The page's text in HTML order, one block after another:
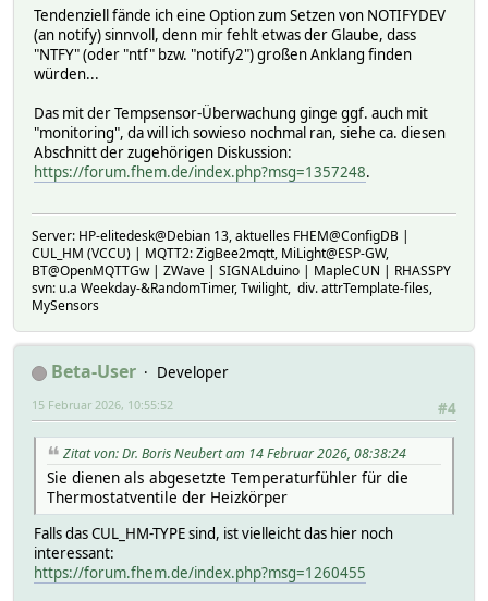
Tendenziell fände ich eine Option zum Setzen von NOTIFYDEV
(an notify) sinnvoll, denn mir fehlt etwas der Glaube, dass
"NTFY" (oder "ntf" bzw. "notify2") großen Anklang finden
würden...
Das mit der Tempsensor-Überwachung ginge ggf. auch mit
"monitoring", da will ich sowieso nochmal ran, siehe ca. diesen
Abschnitt der zugehörigen Diskussion:
https://forum.fhem.de/index.php?msg=1357248.
Server: HP-elitedesk@Debian 13, aktuelles FHEM@ConfigDB |
CUL_HM (VCCU) | MQTT2: ZigBee2mqtt, MiLight@ESP-GW,
BT@OpenMQTTGw | ZWave | SIGNALduino | MapleCUN | RHASSPY
svn: u.a Weekday-&RandomTimer, Twilight, div. attrTemplate-files,
MySensors
Beta-User
Developer
#4
15 Februar 2026, 10:55:52
Zitat von: Dr. Boris Neubert am 14 Februar 2026, 08:38:24
Sie dienen als abgesetzte Temperaturfühler für die
Thermostatventile der Heizkörper
Falls das CUL_HM-TYPE sind, ist vielleicht das hier noch
interessant:
https://forum.fhem.de/index.php?msg=1260455